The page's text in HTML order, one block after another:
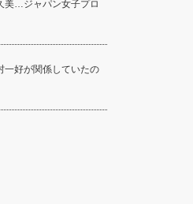
美…ジャパン女子プロ
好が関係していたの